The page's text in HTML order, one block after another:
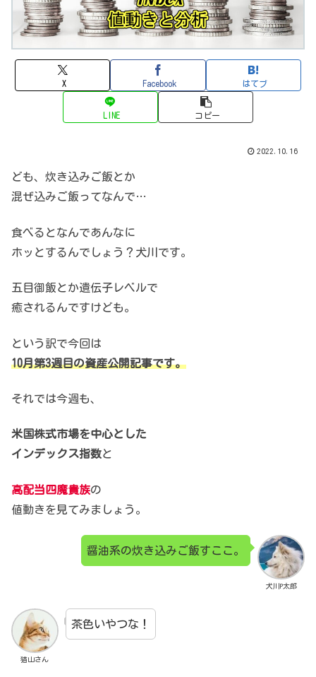
X Facebook はてブ
LINE コピー
2022.10.16
ども、炊き込みご飯とか
混ぜ込みご飯ってなんで…
食べるとなんであんなに
ホッとするんでしょう？犬川です。
五目御飯とか遺伝子レベルで
癒されるんですけども。
という訳で今回は
10月第3週目の資産公開記事です。
それでは今週も、
米国株式市場を中心とした
インデックス指数と
高配当四魔貴族の
値動きを見てみましょう。
犬川P太郎
醤油系の炊き込みご飯すここ。
猫山さん
茶色いやつな！